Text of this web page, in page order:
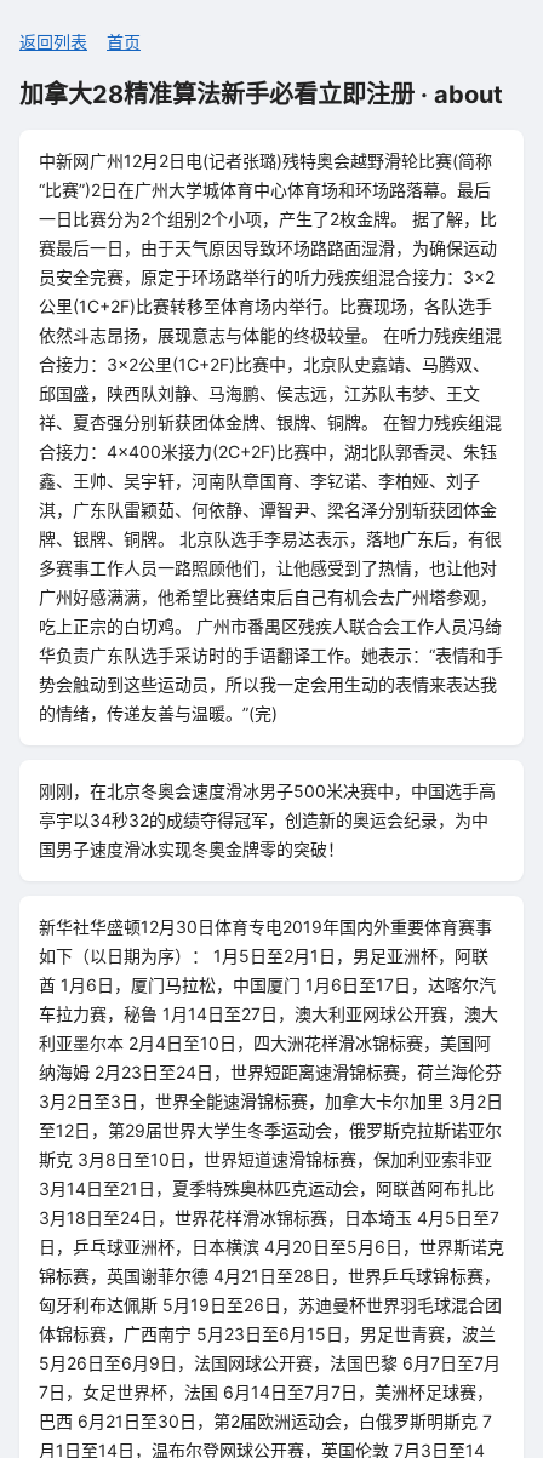
返回列表 首页
加拿大28精准算法新手必看立即注册 · about
中新网广州12月2日电(记者张璐)残特奥会越野滑轮比赛(简称
“比赛”)2日在广州大学城体育中心体育场和环场路落幕。最后
一日比赛分为2个组别2个小项，产生了2枚金牌。 据了解，比
赛最后一日，由于天气原因导致环场路路面湿滑，为确保运动
员安全完赛，原定于环场路举行的听力残疾组混合接力：3×2
公里(1C+2F)比赛转移至体育场内举行。比赛现场，各队选手
依然斗志昂扬，展现意志与体能的终极较量。 在听力残疾组混
合接力：3×2公里(1C+2F)比赛中，北京队史嘉靖、马腾双、
邱国盛，陕西队刘静、马海鹏、侯志远，江苏队韦梦、王文
祥、夏杏强分别斩获团体金牌、银牌、铜牌。 在智力残疾组混
合接力：4×400米接力(2C+2F)比赛中，湖北队郭香灵、朱钰
鑫、王帅、吴宇轩，河南队章国育、李钇诺、李柏娅、刘子
淇，广东队雷颖茹、何依静、谭智尹、梁名泽分别斩获团体金
牌、银牌、铜牌。 北京队选手李易达表示，落地广东后，有很
多赛事工作人员一路照顾他们，让他感受到了热情，也让他对
广州好感满满，他希望比赛结束后自己有机会去广州塔参观，
吃上正宗的白切鸡。 广州市番禺区残疾人联合会工作人员冯绮
华负责广东队选手采访时的手语翻译工作。她表示：“表情和手
势会触动到这些运动员，所以我一定会用生动的表情来表达我
的情绪，传递友善与温暖。”(完)
刚刚，在北京冬奥会速度滑冰男子500米决赛中，中国选手高
亭宇以34秒32的成绩夺得冠军，创造新的奥运会纪录，为中
国男子速度滑冰实现冬奥金牌零的突破！
新华社华盛顿12月30日体育专电2019年国内外重要体育赛事
如下（以日期为序）： 1月5日至2月1日，男足亚洲杯，阿联
酋 1月6日，厦门马拉松，中国厦门 1月6日至17日，达喀尔汽
车拉力赛，秘鲁 1月14日至27日，澳大利亚网球公开赛，澳大
利亚墨尔本 2月4日至10日，四大洲花样滑冰锦标赛，美国阿
纳海姆 2月23日至24日，世界短距离速滑锦标赛，荷兰海伦芬
3月2日至3日，世界全能速滑锦标赛，加拿大卡尔加里 3月2日
至12日，第29届世界大学生冬季运动会，俄罗斯克拉斯诺亚尔
斯克 3月8日至10日，世界短道速滑锦标赛，保加利亚索非亚
3月14日至21日，夏季特殊奥林匹克运动会，阿联酋阿布扎比
3月18日至24日，世界花样滑冰锦标赛，日本埼玉 4月5日至7
日，乒乓球亚洲杯，日本横滨 4月20日至5月6日，世界斯诺克
锦标赛，英国谢菲尔德 4月21日至28日，世界乒乓球锦标赛，
匈牙利布达佩斯 5月19日至26日，苏迪曼杯世界羽毛球混合团
体锦标赛，广西南宁 5月23日至6月15日，男足世青赛，波兰
5月26日至6月9日，法国网球公开赛，法国巴黎 6月7日至7月
7日，女足世界杯，法国 6月14日至7月7日，美洲杯足球赛，
巴西 6月21日至30日，第2届欧洲运动会，白俄罗斯明斯克 7
月1日至14日，温布尔登网球公开赛，英国伦敦 7月3日至14